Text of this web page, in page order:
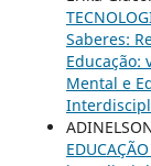
Saberes:
Educação:
Mental e